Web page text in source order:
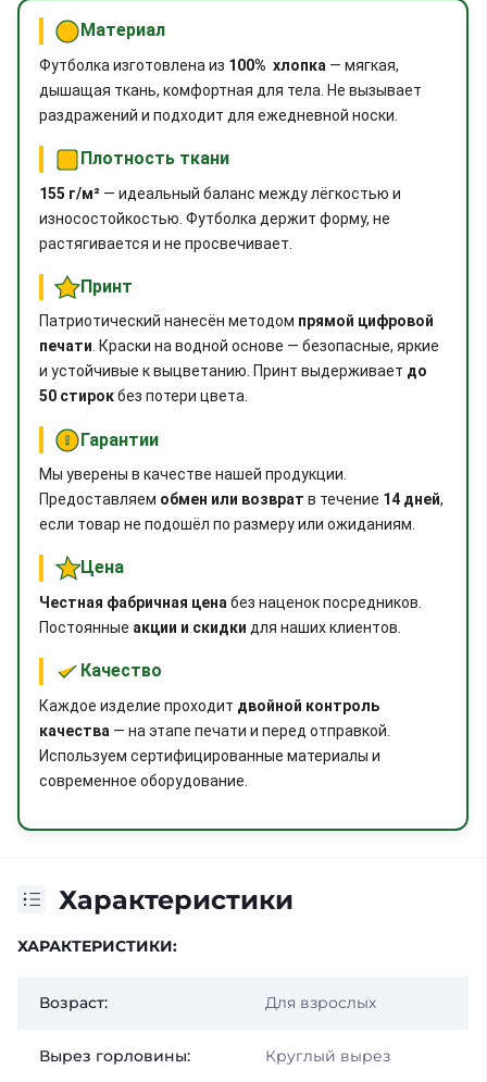
Материал
Футболка изготовлена из 100% хлопка — мягкая,
дышащая ткань, комфортная для тела. Не вызывает
раздражений и подходит для ежедневной носки.
Плотность ткани
155 г/м² — идеальный баланс между лёгкостью и
износостойкостью. Футболка держит форму, не
растягивается и не просвечивает.
Принт
Патриотический нанесён методом прямой цифровой
печати. Краски на водной основе — безопасные, яркие
и устойчивые к выцветанию. Принт выдерживает до
50 стирокбез потери цвета.
Гарантии
Мы уверены в качестве нашей продукции.
Предоставляем обмен или возврат в течение 14 дней,
если товар не подошёл по размеру или ожиданиям.
Цена
Честная фабричная цена без наценок посредников.
Постоянные акции и скидки для наших клиентов.
Качество
Каждое изделие проходит двойной контроль
качества — на этапе печати и перед отправкой.
Используем сертифицированные материалы и
современное оборудование.
Характеристики
ХАРАКТЕРИСТИКИ:
Возраст: Для взрослых
Вырез горловины: Круглый вырез